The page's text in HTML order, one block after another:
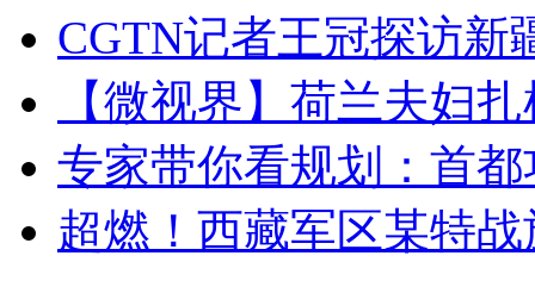
CGTN记者王冠探访新
【微视界】荷兰夫妇
专家带你看规划：首
超燃！西藏军区某特